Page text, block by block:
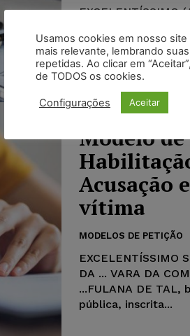
EXCELENTÍSSIMO
DA VARA DE
xxxxxxxx- xx.
COMPLETO...
Modelo
Acusação
vítima
MODELOS DE PETIÇÃO
EXCELENTÍSSIMO
DA ... VARA DA
...FULANA DE TAL,
pública, inscrita...
Usamos cookies em nosso
mais relevante, lembrando
repetidas. Ao clicar em
de TODOS os cookies.
Configurações Aceitar